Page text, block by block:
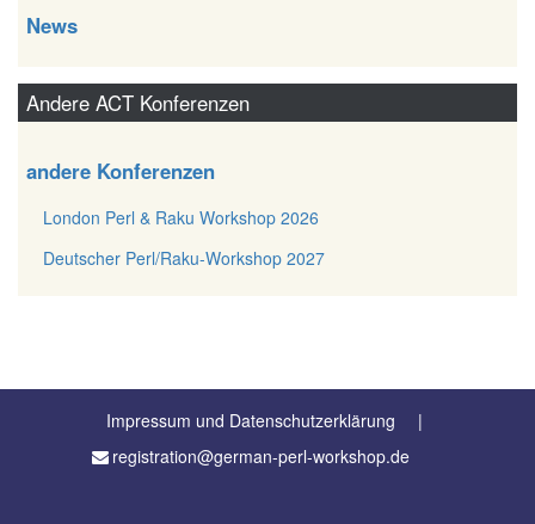
News
Andere ACT Konferenzen
andere Konferenzen
London Perl & Raku Workshop 2026
Deutscher Perl/Raku-Workshop 2027
Impressum und Datenschutzerklärung
registration@german-perl-workshop.de